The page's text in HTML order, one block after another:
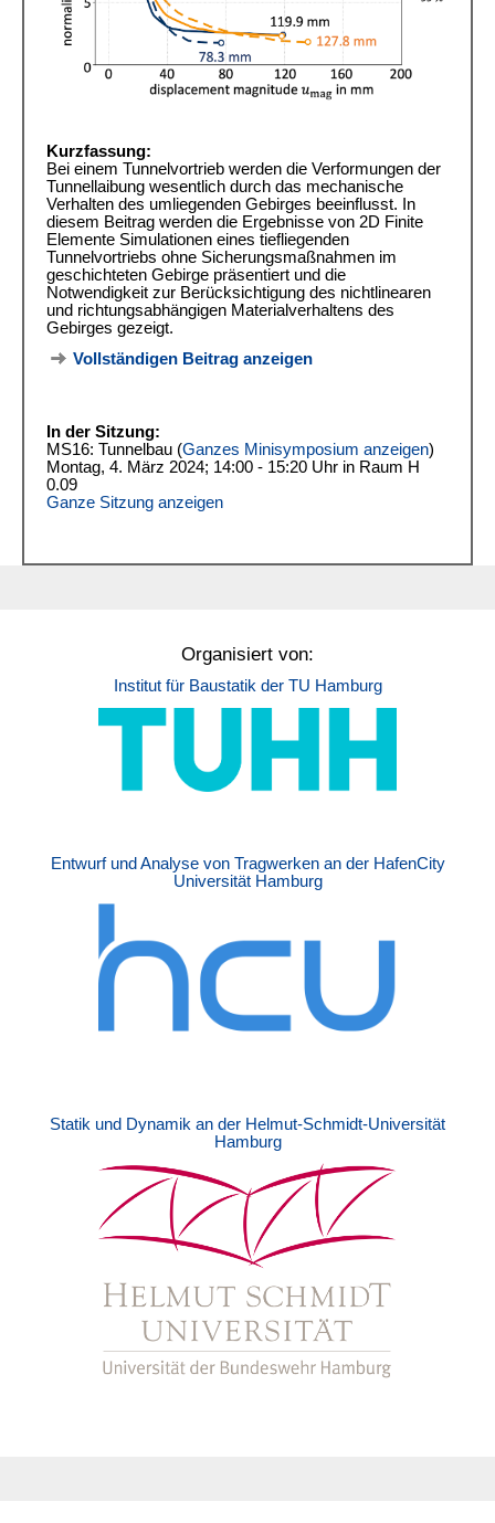
Organisiert von:
Institut für Baustatik der TU Hamburg
Entwurf und Analyse von Tragwerken an der HafenCity
Universität Hamburg
Statik und Dynamik an der Helmut-Schmidt-Universität
Hamburg
Kurzfassung:
Bei einem Tunnelvortrieb werden die Verformungen der
Tunnellaibung wesentlich durch das mechanische
Verhalten des umliegenden Gebirges beeinflusst. In
diesem Beitrag werden die Ergebnisse von 2D Finite
Elemente Simulationen eines tiefliegenden
Tunnelvortriebs ohne Sicherungsmaßnahmen im
geschichteten Gebirge präsentiert und die
Notwendigkeit zur Berücksichtigung des nichtlinearen
und richtungsabhängigen Materialverhaltens des
Gebirges gezeigt.
Vollständigen Beitrag anzeigen
In der Sitzung:
MS16: Tunnelbau (Ganzes Minisymposium anzeigen)
Montag, 4. März 2024; 14:00 - 15:20 Uhr in Raum H
0.09
Ganze Sitzung anzeigen